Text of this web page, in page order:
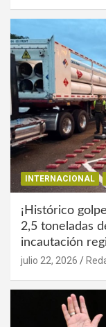
INTERNACIONAL
¡Histórico
2,5 toneladas
incautación
julio 22, 2026